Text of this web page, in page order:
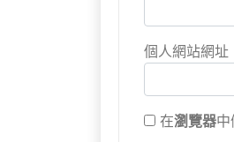
個人網站網址
在瀏覽器